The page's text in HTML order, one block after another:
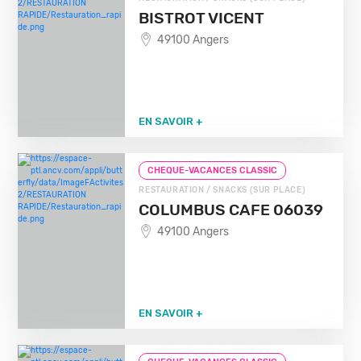
BISTROT VICENT
49100 Angers
EN SAVOIR +
CHEQUE-VACANCES CLASSIC
RESTAURATION / SNACKS (SUR PLACE)
COLUMBUS CAFE 06039
49100 Angers
EN SAVOIR +